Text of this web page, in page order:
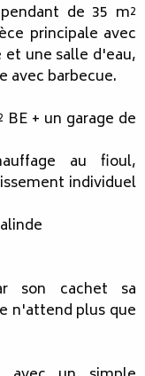
de 35 m²
principale avec
et une salle d'eau,
avec barbecue.
+ un garage de
au fioul,
individuel
son cachet sa
n'attend plus que